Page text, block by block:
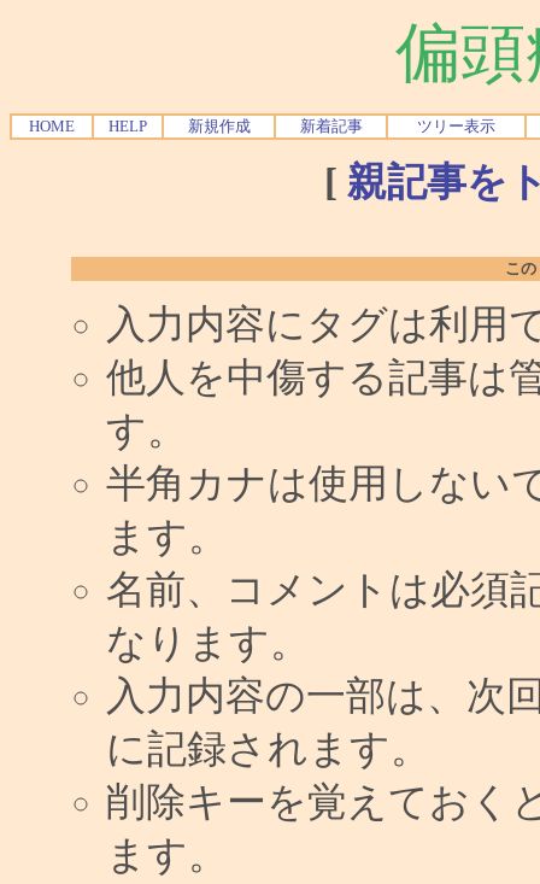
偏
HOME HELP 新規作成 新着記事 ツリー表示
[ 親記事を
こ
入力内容にタグは利用
他人を中傷する記事は
す。
半角カナは使用しない
ます。
名前、コメントは必須
なります。
入力内容の一部は、次
に記録されます。
削除キーを覚えておく
ます。